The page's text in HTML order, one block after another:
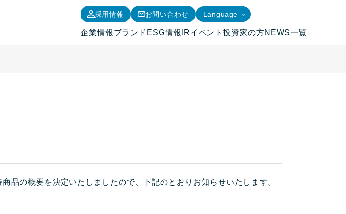
採用情報 お問い合わせ Language
企業情報 ブランド ESG情報 IRイベント投資家の方NEWS一覧
品の概要を決定いたしましたので、下記のとおりお知らせいたします。